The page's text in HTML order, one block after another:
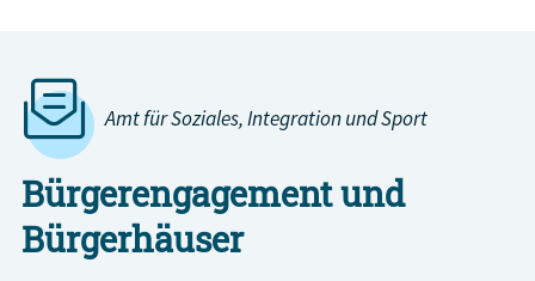
Amt für Soziales, Integration und Sport
Bürgerengagement und
Bürgerhäuser